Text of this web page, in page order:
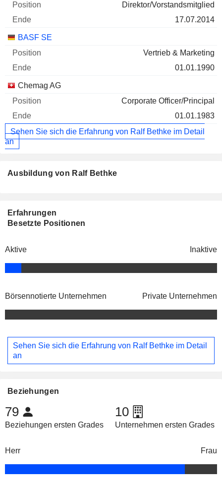
Direktor/Vorstandsmitglied
17.07.2014
BASF SE
Vertrieb & Marketing
01.01.1990
Chemag AG
Corporate Officer/Principal
01.01.1983
Sehen Sie sich die Erfahrung von Ralf Bethke im Detail
an
Ausbildung von Ralf Bethke
Erfahrungen
Besetzte Positionen
Aktive Inaktive
Börsennotierte Unternehmen Private Unternehmen
Sehen Sie sich die Erfahrung von Ralf Bethke im Detail
an
Beziehungen
79
Beziehungen ersten Grades
10
Unternehmen ersten Grades
Herr Frau